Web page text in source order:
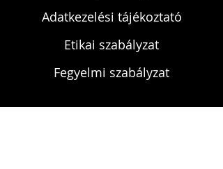
Adatkezelési tájékoztató
Etikai szabályzat
Fegyelmi szabályzat